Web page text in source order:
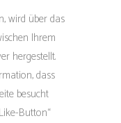
wird über das
Ihrem
hergestellt.
dass
besucht
Button“